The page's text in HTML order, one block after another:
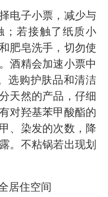
电子小票，减少与
；若接触了纸质小
肥皂洗手，切勿使
酒精会加速小票中
选购护肤品和清洁
天然的产品，仔细
对羟基苯甲酸酯的
、染发的次数，降
。不粘锅若出现划
居住空间